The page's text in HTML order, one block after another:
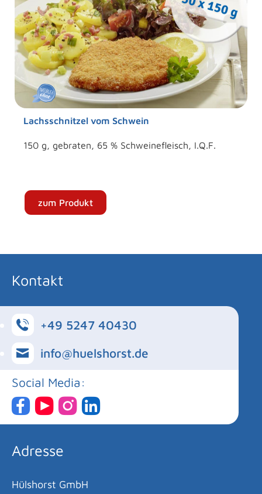
Lachsschnitzel vom Schwein
150 g, gebraten, 65 % Schweinefleisch, I.Q.F.
zum Produkt
Kontakt
+49 5247 40430
info@huelshorst.de
Social Media:
Adresse
Hülshorst GmbH